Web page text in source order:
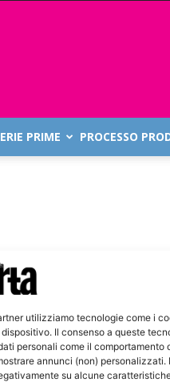
utilizziamo tecnologie come i
Il consenso a queste
personali come il comportamento
annunci (non) personalizzati.
su alcune
PRIME PROCESSO